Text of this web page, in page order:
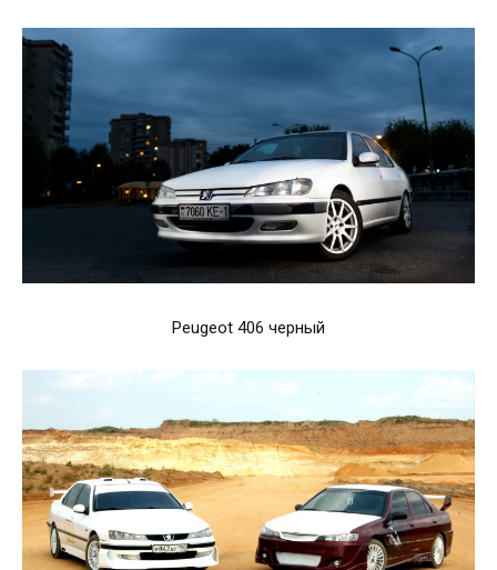
Peugeot 406 черный